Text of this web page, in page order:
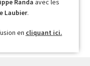
Laubier.
en cliquant ici.